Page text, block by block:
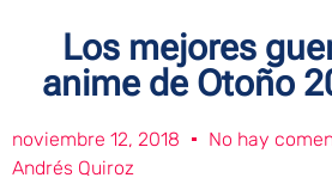
Los mejores
anime de Otoño
noviembre 12, 2018
No hay
Andrés Quiroz